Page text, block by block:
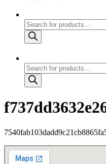
Products
search
Products
search